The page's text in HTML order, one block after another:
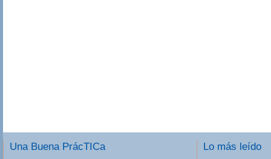
Una Buena PrácTICa Lo más leído